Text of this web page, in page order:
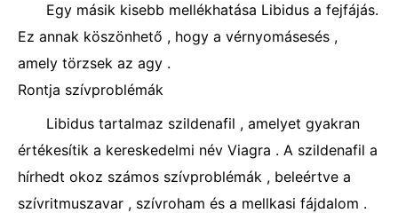
Egy másik kisebb mellékhatása Libidus a fejfájás.
Ez annak köszönhető , hogy a vérnyomásesés ,
amely törzsek az agy .
Rontja szívproblémák
Libidus tartalmaz szildenafil , amelyet gyakran
értékesítik a kereskedelmi név Viagra . A szildenafil a
hírhedt okoz számos szívproblémák , beleértve a
szívritmuszavar , szívroham és a mellkasi fájdalom .